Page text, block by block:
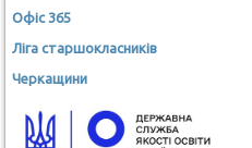
Офіс 365
Ліга старшокласників
Черкащини